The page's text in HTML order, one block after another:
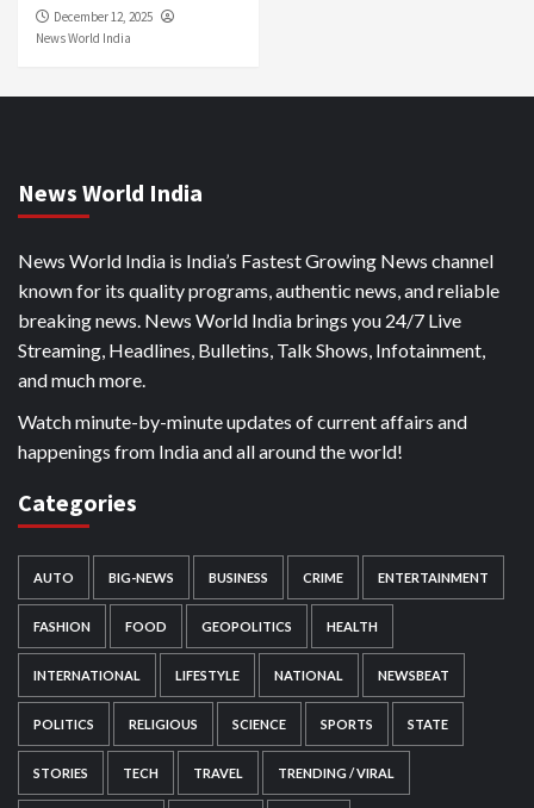
December 12, 2025
News World India
News World India
News World India is India’s Fastest Growing News channel
known for its quality programs, authentic news, and reliable
breaking news. News World India brings you 24/7 Live
Streaming, Headlines, Bulletins, Talk Shows, Infotainment,
and much more.
Watch minute-by-minute updates of current affairs and
happenings from India and all around the world!
Categories
AUTO BIG-NEWS BUSINESS CRIME ENTERTAINMENT
FASHION FOOD GEOPOLITICS HEALTH
INTERNATIONAL LIFESTYLE NATIONAL NEWSBEAT
POLITICS RELIGIOUS SCIENCE SPORTS STATE
STORIES TECH TRAVEL TRENDING / VIRAL